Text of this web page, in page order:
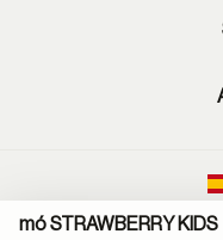
mó STRAWBERRY KIDS